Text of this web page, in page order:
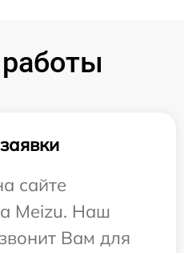
сайте
Meizu. Наш
Вам для